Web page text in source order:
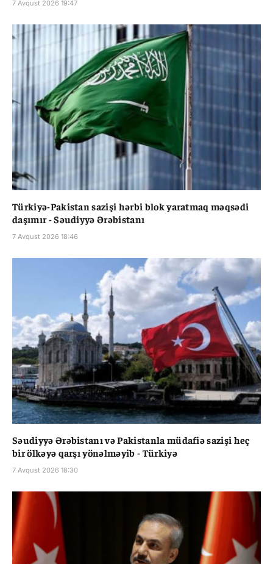
7 Avqust 2026 19:47
Türkiyə-Pakistan sazişi hərbi blok yaratmaq məqsədi
daşımır - Səudiyyə Ərəbistanı
7 Avqust 2026 18:46
Səudiyyə Ərəbistanı və Pakistanla müdafiə sazişi heç
bir ölkəyə qarşı yönəlməyib - Türkiyə
7 Avqust 2026 18:30